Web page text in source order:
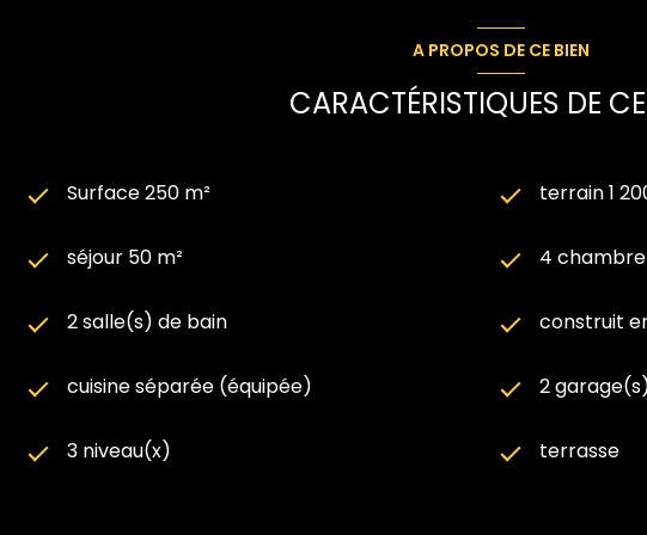
A PROPOS DE CE BIEN
CARACTÉRISTIQUES DE
Surface 250 m² terrain 1
séjour 50 m² 4
2 salle(s) de bain construit
cuisine séparée (équipée) 2
3 niveau(x) terrasse